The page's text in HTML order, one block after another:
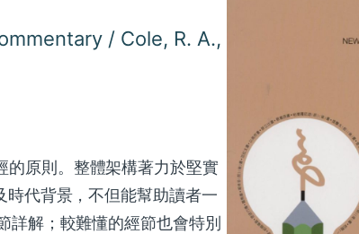
/ Cole, R. A.,
的原則。整體架構著力於堅實
時代背景，不但能幫助讀者一
詳解；較難懂的經節也會特別